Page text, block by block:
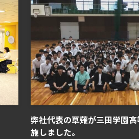
弊社代表の草薙が三田学園
施しました。